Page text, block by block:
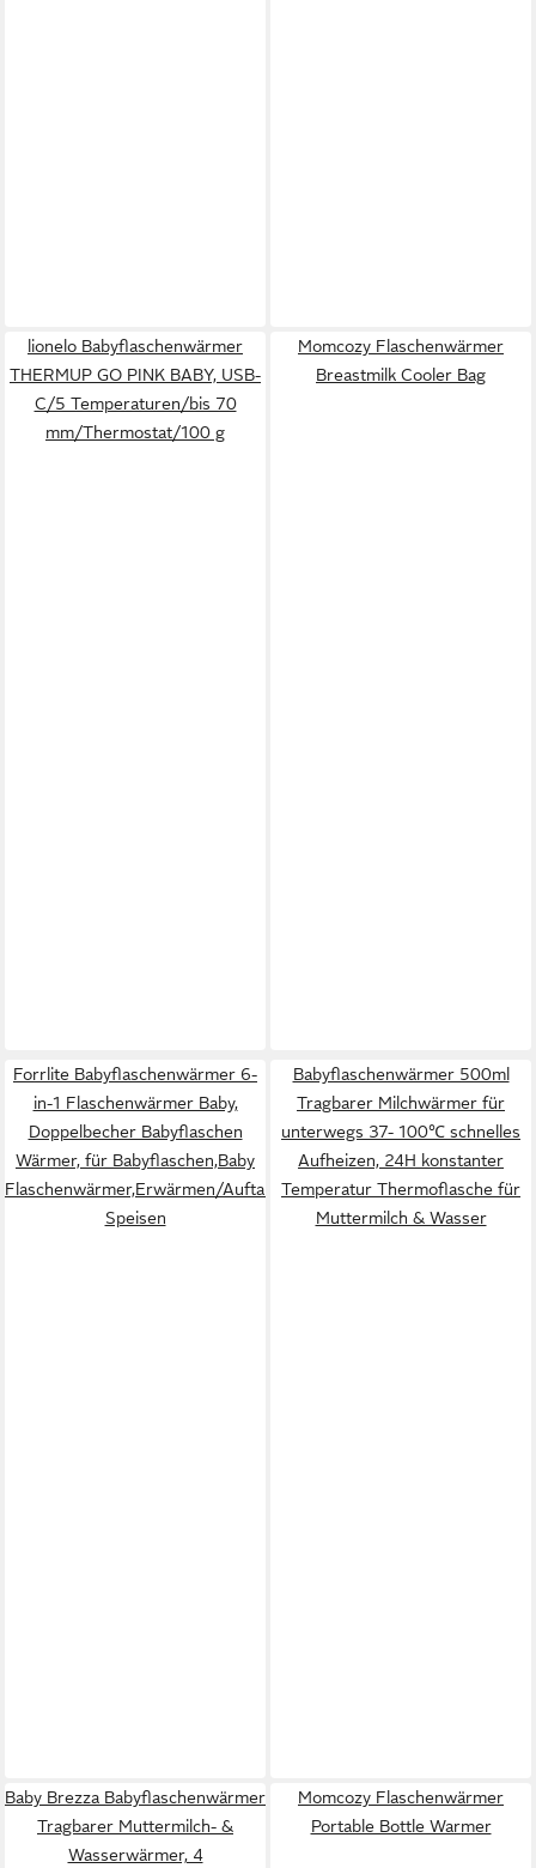
lionelo Babyflaschenwärmer
THERMUP GO PINK BABY, USB-
C/5 Temperaturen/bis 70
mm/Thermostat/100 g
Momcozy Flaschenwärmer
Breastmilk Cooler Bag
Forrlite Babyflaschenwärmer 6-
in-1 Flaschenwärmer Baby,
Doppelbecher Babyflaschen
Wärmer, für Babyflaschen,Baby
Flaschenwärmer,Erwärmen/Auftauen
Speisen
Babyflaschenwärmer 500ml
Tragbarer Milchwärmer für
unterwegs 37- 100℃ schnelles
Aufheizen, 24H konstanter
Temperatur Thermoflasche für
Muttermilch & Wasser
Baby Brezza Babyflaschenwärmer
Tragbarer Muttermilch- &
Wasserwärmer, 4
Momcozy Flaschenwärmer
Portable Bottle Warmer